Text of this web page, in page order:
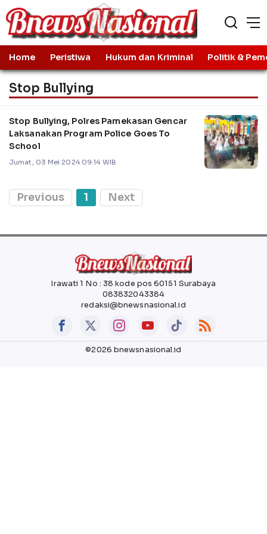
Home Peristiwa Hukum dan Kriminal Politik &
Stop Bullying
Stop Bullying, Polres Pamekasan Gencar
Laksanakan Program Police Goes To
School
Jumat, 03 Mei 2024 09:14 WIB
Previous 1 Next
Irawati 1 No : 38 kode pos 60151 Surabaya
083832043384
redaksi@bnewsnasional.id
©2026 bnewsnasional.id